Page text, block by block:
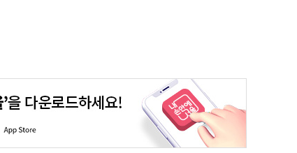
학습포털 대기환경정보 에코마일리지